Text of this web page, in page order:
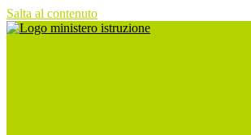
Salta al contenuto